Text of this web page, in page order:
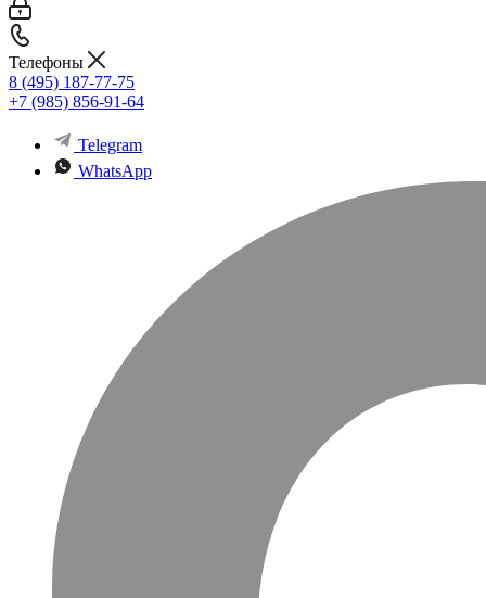
Телефоны
8 (495) 187-77-75
+7 (985) 856-91-64
Telegram
WhatsApp